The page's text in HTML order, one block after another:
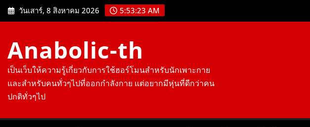
Skip
to
วันเสาร์, 8 สิงหาคม 2026 5:53:24 AM
Anabolic-th
เป็นเว็บให้ความรู้เกี่ยวกับการใช้ฮอร์โมนสำหรับนักเพาะกาย
และสำหรับคนทั่วๆไปที่ออกกำลังกาย แต่อยากมีหุ่นที่ดีกว่าคน
ปกติทั่วๆไป